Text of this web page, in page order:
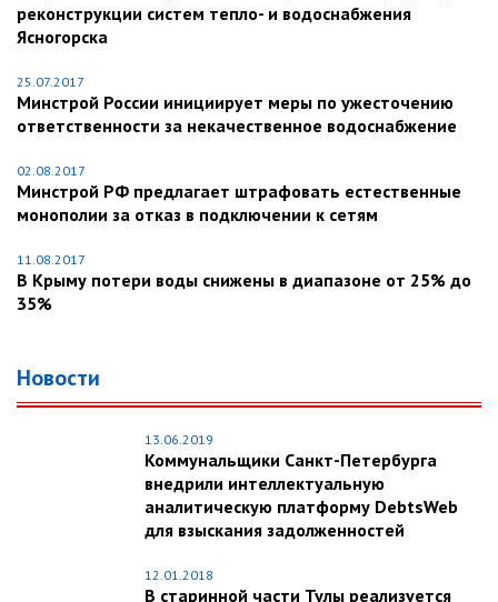
реконструкции систем тепло- и водоснабжения
Ясногорска
25.07.2017
Минстрой России инициирует меры по ужесточению
ответственности за некачественное водоснабжение
02.08.2017
Минстрой РФ предлагает штрафовать естественные
монополии за отказ в подключении к сетям
11.08.2017
В Крыму потери воды снижены в диапазоне от 25% до
35%
Новости
13.06.2019
Коммунальщики Санкт-Петербурга
внедрили интеллектуальную
аналитическую платформу DebtsWeb
для взыскания задолженностей
12.01.2018
В старинной части Тулы реализуется